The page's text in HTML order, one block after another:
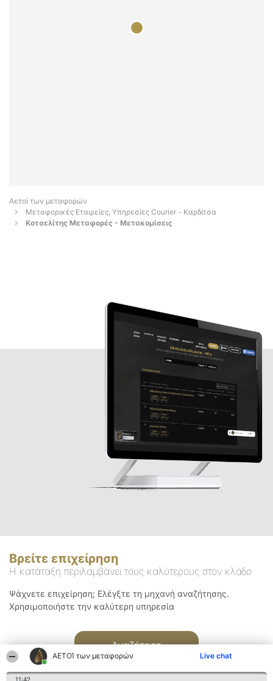
ΑΕΤΟΊ των μεταφορών Live chat
11:42
Αετοί των μεταφορών
Μεταφορικές Εταιρείες, Υπηρεσίες Courier - Καρδίτσα
Κοτσελίτης Μεταφορές - Μετακομίσεις
Βρείτε επιχείρηση
Η κατάταξη περιλαμβάνει τους καλύτερους στον κλάδο
Ψάχνετε επιχείρηση; Ελέγξτε τη μηχανή αναζήτησης.
Χρησιμοποιήστε την καλύτερη υπηρεσία
Αναζήτηση